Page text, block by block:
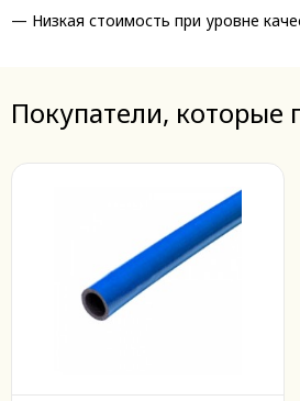
— Низкая стоимость при уровне
Покупатели,